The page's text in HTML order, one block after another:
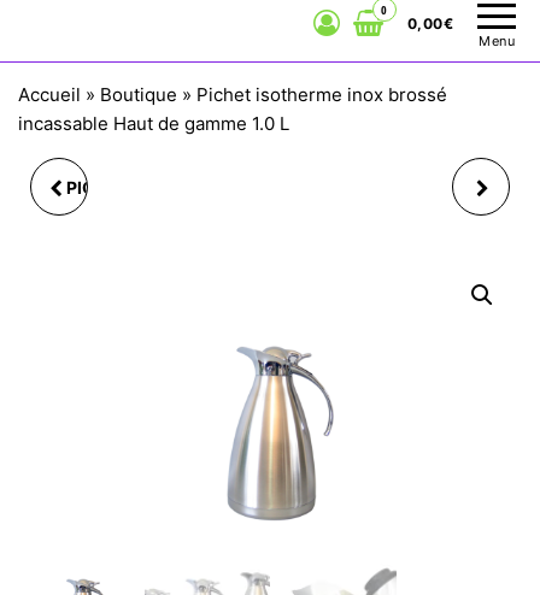
Menu
0
0,00€
Accueil » Boutique » Pichet isotherme inox brossé
incassable Haut de gamme 1.0 L
PICHET DIAMANT VERT
GAMME 1.5 L